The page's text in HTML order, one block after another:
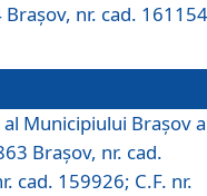
nr. cad.
Municipiului Braşov a
Brașov, nr. cad.
cad. 159926; C.F. nr.